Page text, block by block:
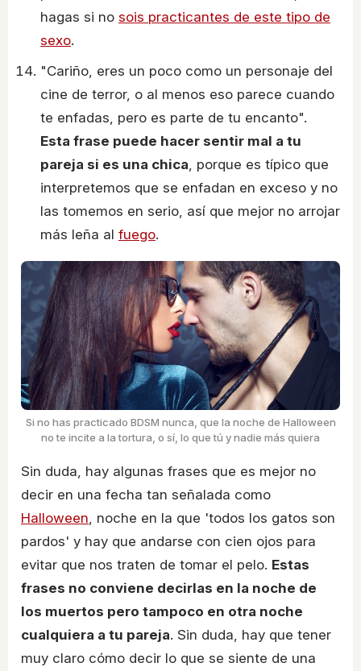
hagas si no sois practicantes de este tipo de
sexo.
"Cariño, eres un poco como un personaje del
cine de terror, o al menos eso parece cuando
te enfadas, pero es parte de tu encanto".
Esta frase puede hacer sentir mal a tu
pareja si es una chica, porque es típico que
interpretemos que se enfadan en exceso y no
las tomemos en serio, así que mejor no arrojar
más leña al fuego.
Si no has practicado BDSM nunca, que la noche de Halloween
no te incite a la tortura, o sí, lo que tú y nadie más quiera
Sin duda, hay algunas frases que es mejor no
decir en una fecha tan señalada como
Halloween , noche en la que 'todos los gatos son
pardos' y hay que andarse con cien ojos para
evitar que nos traten de tomar el pelo. Estas
frases no conviene decirlas en la noche de
los muertos pero tampoco en otra noche
cualquiera a tu pareja. Sin duda, hay que tener
muy claro cómo decir lo que se siente de una